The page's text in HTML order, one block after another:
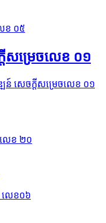
េខ ០៥
ដីសម្រេចលេខ ០១
ឍន៍ សេចក្ដីសម្រេចលេខ ០១
លេខ ២០
លេខ០៦